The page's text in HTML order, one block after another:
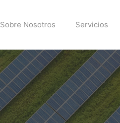
Sobre Nosotros Servicios